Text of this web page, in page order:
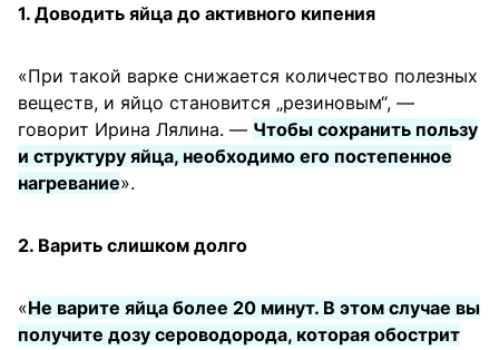
1. Доводить яйца до активного кипения
«При такой варке снижается количество полезных
веществ, и яйцо становится „резиновым“, —
говорит Ирина Лялина. — Чтобы сохранить пользу
и структуру яйца, необходимо его постепенное
нагревание».
2. Варить слишком долго
«Не варите яйца более 20 минут. В этом случае вы
получите дозу сероводорода, которая обострит